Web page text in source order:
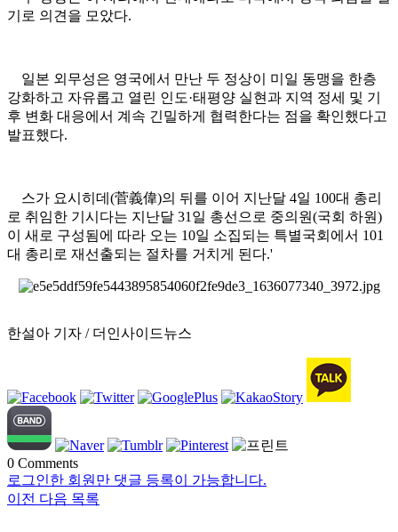
기로 의견을 모았다.
일본 외무성은 영국에서 만난 두 정상이 미일 동맹을 한층
강화하고 자유롭고 열린 인도·태평양 실현과 지역 정세 및 기
후 변화 대응에서 계속 긴밀하게 협력한다는 점을 확인했다고
발표했다.
스가 요시히데(菅義偉)의 뒤를 이어 지난달 4일 100대 총리
로 취임한 기시다는 지난달 31일 총선으로 중의원(국회 하원)
이 새로 구성됨에 따라 오는 10일 소집되는 특별국회에서 101
대 총리로 재선출되는 절차를 거치게 된다.'
한설아 기자 / 더인사이드뉴스
0 Comments
로그인한 회원만 댓글 등록이 가능합니다.
이전 다음 목록